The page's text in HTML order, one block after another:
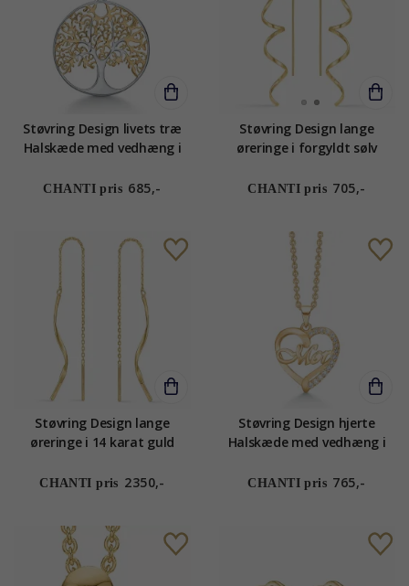
Støvring Design livets træ
Halskæde med vedhæng i
rhodineret sølv
CHANTI pris 685,-
Støvring Design lange
øreringe i forgyldt sølv
CHANTI pris 705,-
Støvring Design lange
øreringe i 14 karat guld
CHANTI pris 2350,-
Støvring Design hjerte
Halskæde med vedhæng i
zirkon
CHANTI pris 765,-